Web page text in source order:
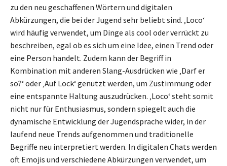
zu den neu geschaffenen Wörtern und digitalen
Abkürzungen, die bei der Jugend sehr beliebt sind. ‚Loco‘
wird häufig verwendet, um Dinge als cool oder verrückt zu
beschreiben, egal ob es sich um eine Idee, einen Trend oder
eine Person handelt. Zudem kann der Begriff in
Kombination mit anderen Slang-Ausdrücken wie ‚Darf er
so?‘ oder ‚Auf Lock‘ genutzt werden, um Zustimmung oder
eine entspannte Haltung auszudrücken. ‚Loco‘ steht somit
nicht nur für Enthusiasmus, sondern spiegelt auch die
dynamische Entwicklung der Jugendsprache wider, in der
laufend neue Trends aufgenommen und traditionelle
Begriffe neu interpretiert werden. In digitalen Chats werden
oft Emojis und verschiedene Abkürzungen verwendet, um